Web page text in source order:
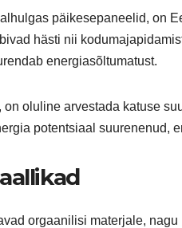
päikesepaneelid, on
hästi nii
energiasõltumatust.
oluline arvestada katuse
potentsiaal suurenenud,
orgaanilisi materjale,